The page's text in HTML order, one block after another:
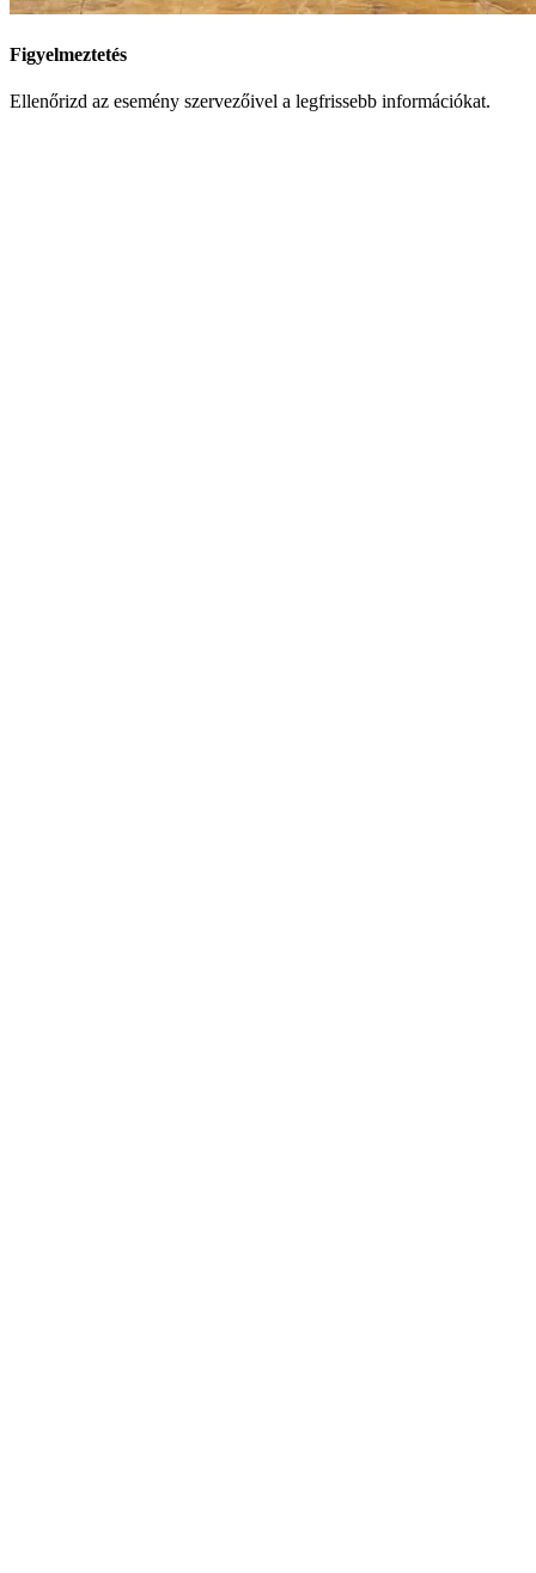
Figyelmeztetés
Ellenőrizd az esemény szervezőivel a legfrissebb információkat.